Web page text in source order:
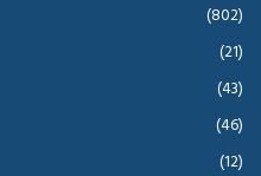
(802)
(21)
(43)
(46)
(12)